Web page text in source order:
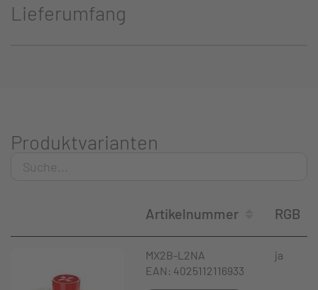
Lieferumfang
Produktvarianten
Artikelnummer RGB
MX2B-L2NA
EAN: 4025112116933
ja